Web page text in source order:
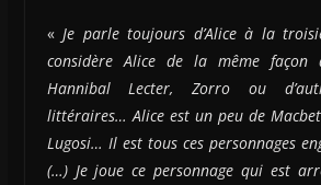
«Je parle toujours d’Alice à la
considère Alice de la même façon
Hannibal Lecter, Zorro ou
littéraires… Alice est un peu de
Lugosi… Il est tous ces personnages
(…) Je joue ce personnage qui est